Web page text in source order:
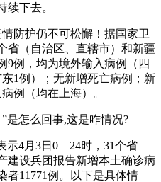
续下去。
防护仍不可松懈！据国家卫
省（自治区、直辖市）和新疆
9例，均为境外输入病例（四
1例）；无新增死亡病例；新
例（均在上海）。
是怎么回事,这是咋情况?
示4月3日0—24时，31个省
建设兵团报告新增本土确诊病
者11771例。以下是具体情